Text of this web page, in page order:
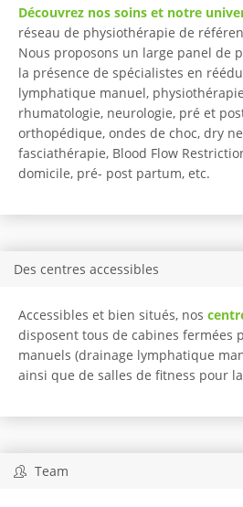
Découvrez nos soins et notre
réseau de physiothérapie de
Nous proposons un large panel de
la présence de spécialistes en
lymphatique manuel,
rhumatologie, neurologie, pré et
orthopédique, ondes de choc, dry
fasciathérapie, Blood Flow
domicile, pré- post partum, etc.
Des centres accessibles
Accessibles et bien situés, nos
disposent tous de cabines fermées
manuels (drainage lymphatique
ainsi que de salles de fitness pour
Team